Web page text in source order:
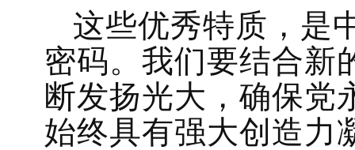
这些优秀特质，是
密码。我们要结合新
断发扬光大，确保党
始终具有强大创造力